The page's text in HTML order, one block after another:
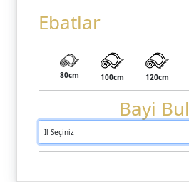
Ebatlar
80cm 100cm 120cm
Bayi Bul